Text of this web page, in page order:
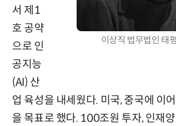
이상직 법무법인 태
서 제1
호 공약
으로 인
공지능
(AI) 산
업 육성을 내세웠다. 미국, 중국에 이
을 목표로 했다. 100조원 투자, 인재